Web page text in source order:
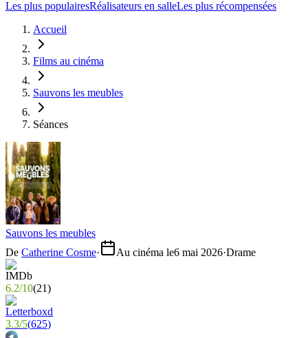
Les plus populairesRéalisateurs en salleLes plus récompensées
Accueil
Films au cinéma
Sauvons les meubles
Séances
Sauvons les meubles
De Catherine Cosme· Au cinéma le6 mai 2026·Drame
6.2/10(21)
3.3/5(625)